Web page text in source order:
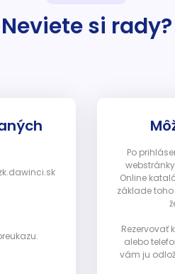
Neviete si rady?
Po
Online
základe
Rezervovať
alebo
vám ju